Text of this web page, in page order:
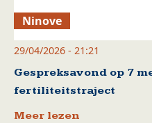
Ninove
29/04/2026 - 21:21
Gespreksavond op 7
fertiliteitstraject
Meer lezen